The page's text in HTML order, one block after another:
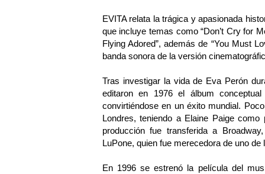
EVITA relata la trágica y apasionada
que incluye temas como “Don’t Cry for
Flying Adored”, además de “You Must
banda sonora de la versión
Tras investigar la vida de Eva Perón
editaron en 1976 el álbum
convirtiéndose en un éxito mundial.
Londres, teniendo a Elaine Paige
producción fue transferida a
LuPone, quien fue merecedora de uno
En 1996 se estrenó la película del